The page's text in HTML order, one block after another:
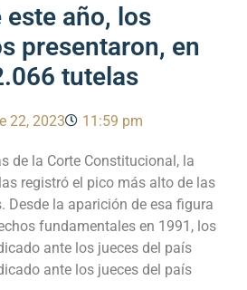
este año, los
presentaron, en
tutelas
22, 2023 11:59 pm
de la Corte Constitucional, la
registró el pico más alto de las
Desde la aparición de esa figura
fundamentales en 1991, los
ante los jueces del país
ante los jueces del país